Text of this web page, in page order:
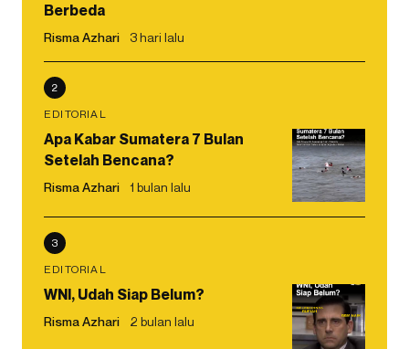
Berbeda
Risma Azhari 3 hari lalu
2
EDITORIAL
Apa Kabar Sumatera 7 Bulan
Setelah Bencana?
Risma Azhari 1 bulan lalu
3
EDITORIAL
WNI, Udah Siap Belum?
Risma Azhari 2 bulan lalu